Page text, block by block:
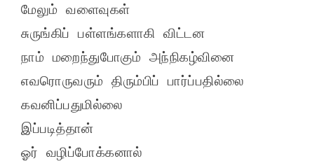
மேலும் வளைவுகள்
சுருங்கிப் பள்ளங்களாகி விட்டன
நாம் மறைந்துபோகும் அந்நிகழ்வினை
எவரொருவரும் திரும்பிப் பார்ப்பதில்லை
கவனிப்பதுமில்லை
இப்படித்தான்
ஓர் வழிப்போக்கனால்